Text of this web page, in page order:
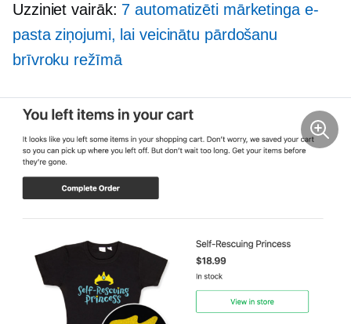
Uzziniet vairāk: 7 automatizēti mārketinga e-
pasta ziņojumi, lai veicinātu pārdošanu
brīvroku režīmā